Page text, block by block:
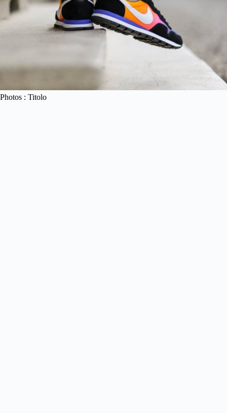
Photos : Titolo